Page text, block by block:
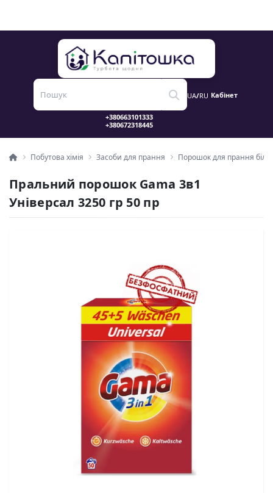
UA/RU Кабінет
Побутова хімія Засоби для прання Порошок для прання
Пральний порошок Gama 3в1
Універсал 3250 гр 50 пр